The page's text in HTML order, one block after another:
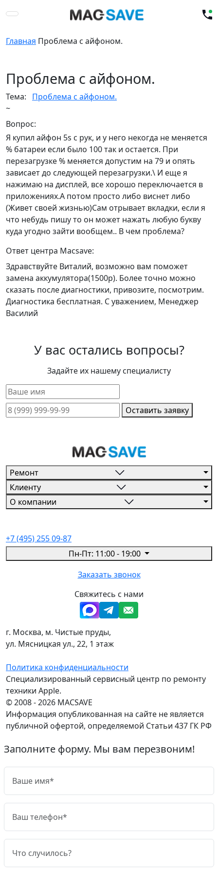
Главная Проблема с айфоном.
Проблема с айфоном.
Тема:
Проблема с айфоном.
~
Вопрос:
Я купил айфон 5s с рук, и у него некогда не меняется
% батареи если было 100 так и остается. При
перезагрузке % меняется допустим на 79 и опять
зависает до следующей перезагрузки.\ И еще я
нажимаю на дисплей, все хорошо переключается в
приложениях.А потом просто либо виснет либо
(Живет своей жизнью)Сам отрывает вкладки, если я
что небудь пишу то он может нажать любую букву
куда угодно зайти вообщем.. В чем проблема?
Ответ центра Macsave:
Здравствуйте Виталий, возможно вам поможет
замена аккумулятора(1500р). Более точно можно
сказать после диагностики, привозите, посмотрим.
Диагностика бесплатная. С уважением, Менеджер
Василий
У вас остались вопросы?
Задайте их нашему специалисту
Оставить заявку
Ремонт
Клиенту
О компании
+7 (495) 255 09-87
Пн-Пт: 11:00 - 19:00
Заказать звонок
Свяжитесь с нами
г. Москва, м. Чистые пруды,
ул. Мясницкая ул., 22, 1 этаж
Политика конфиденциальности
Специализированный сервисный центр по ремонту
техники Apple.
© 2008 - 2026 MACSAVE
Информация опубликованная на сайте не является
публичной офертой, определяемой Статьи 437 ГК РФ
Заполните форму. Мы вам перезвоним!